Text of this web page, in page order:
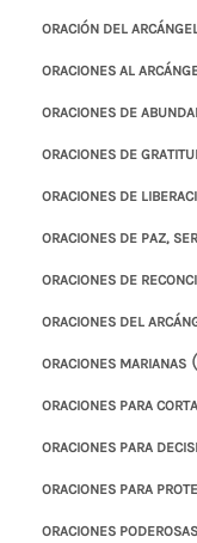
ORACIÓN DEL
ORACIONES AL
ORACIONES DE
ORACIONES DE
ORACIONES DE
ORACIONES DE PAZ,
ORACIONES DE
ORACIONES DEL
ORACIONES MARIANAS
ORACIONES PARA
ORACIONES PARA
ORACIONES PARA
ORACIONES PODEROSAS